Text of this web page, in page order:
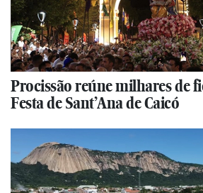
Procissão reúne milhares de
Festa de Sant’Ana de Caicó